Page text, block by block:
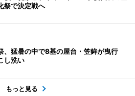
祭で決定戦へ
、猛暑の中で8基の屋台・笠鉾が曳行
し洗い
もっと見る